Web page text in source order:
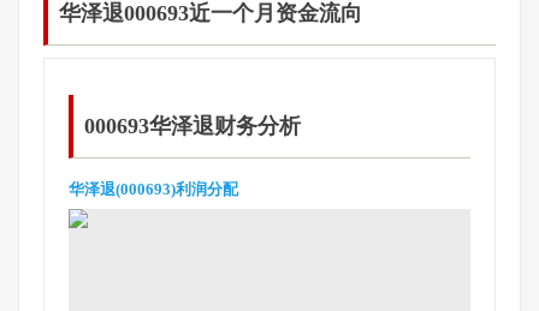
华泽退000693近一个月资金流向
000693华泽退财务分析
华泽退(000693)利润分配